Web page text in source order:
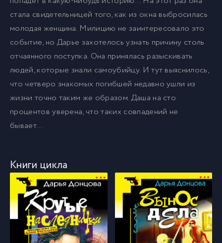
стала свидетельницей того, как из окна выбросилась
молодая женщина. Милицию не заинтересовало это
событие, но Дарье захотелось узнать причину столь
отчаянного поступка. Она принялась разыскивать
людей, которые знали самоубийцу. И тут выяснилось,
что четверо знакомых погибшей недавно ушли из
жизни точно таким же образом. Даша на сто
процентов уверена, что таких совпадений не
бывает…
Книги цикла